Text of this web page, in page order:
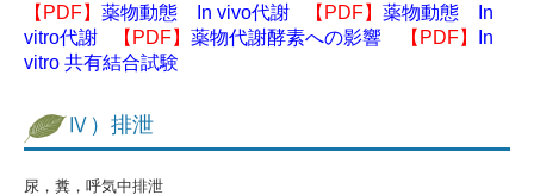
健康宣言
個人情報保護方針
【PDF】 薬物動態 In vivo代謝 【PDF】 薬物動態 In
vitro代謝
【PDF】 薬物代謝酵素への影響 【PDF】
In
vitro 共有結合試験
Ⅳ）排泄
尿，糞，呼気中排泄